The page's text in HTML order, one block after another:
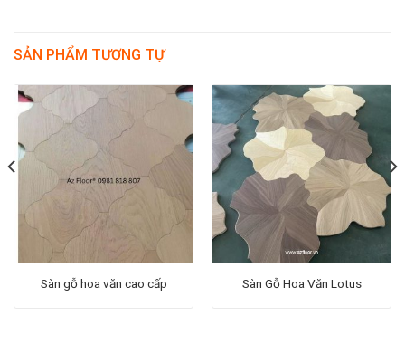
SẢN PHẨM TƯƠNG TỰ
Sàn gỗ hoa văn cao cấp Sàn Gỗ Hoa Văn Lotus